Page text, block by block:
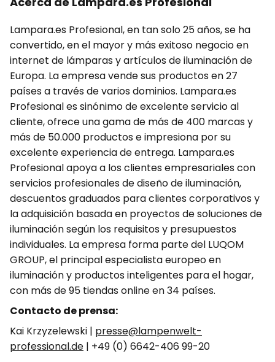
Lampara.es Profesional, en tan solo 25 años, se ha
convertido, en el mayor y más exitoso negocio en
internet de lámparas y artículos de iluminación de
Europa. La empresa vende sus productos en 27
países a través de varios dominios. Lampara.es
Profesional es sinónimo de excelente servicio al
cliente, ofrece una gama de más de 400 marcas y
más de 50.000 productos e impresiona por su
excelente experiencia de entrega. Lampara.es
Profesional apoya a los clientes empresariales con
servicios profesionales de diseño de iluminación,
descuentos graduados para clientes corporativos y
la adquisición basada en proyectos de soluciones de
iluminación según los requisitos y presupuestos
individuales. La empresa forma parte del LUQOM
GROUP, el principal especialista europeo en
iluminación y productos inteligentes para el hogar,
con más de 95 tiendas online en 34 países.
Contacto de prensa:
Kai Krzyzelewski | presse@lampenwelt-
professional.de | +49 (0) 6642-406 99-20